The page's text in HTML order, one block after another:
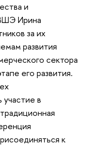
и
Ирина
за их
развития
сектора
его развития.
участие в
к